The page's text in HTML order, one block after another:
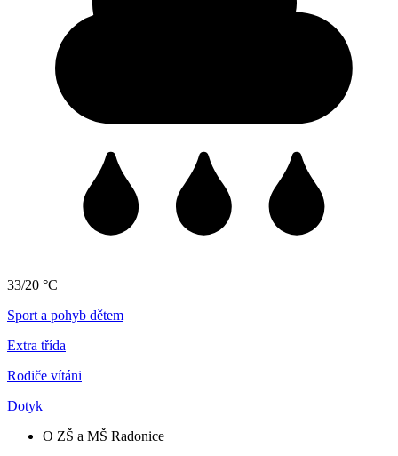
33/20 °C
Sport a pohyb dětem
Extra třída
Rodiče vítáni
Dotyk
O ZŠ a MŠ Radonice